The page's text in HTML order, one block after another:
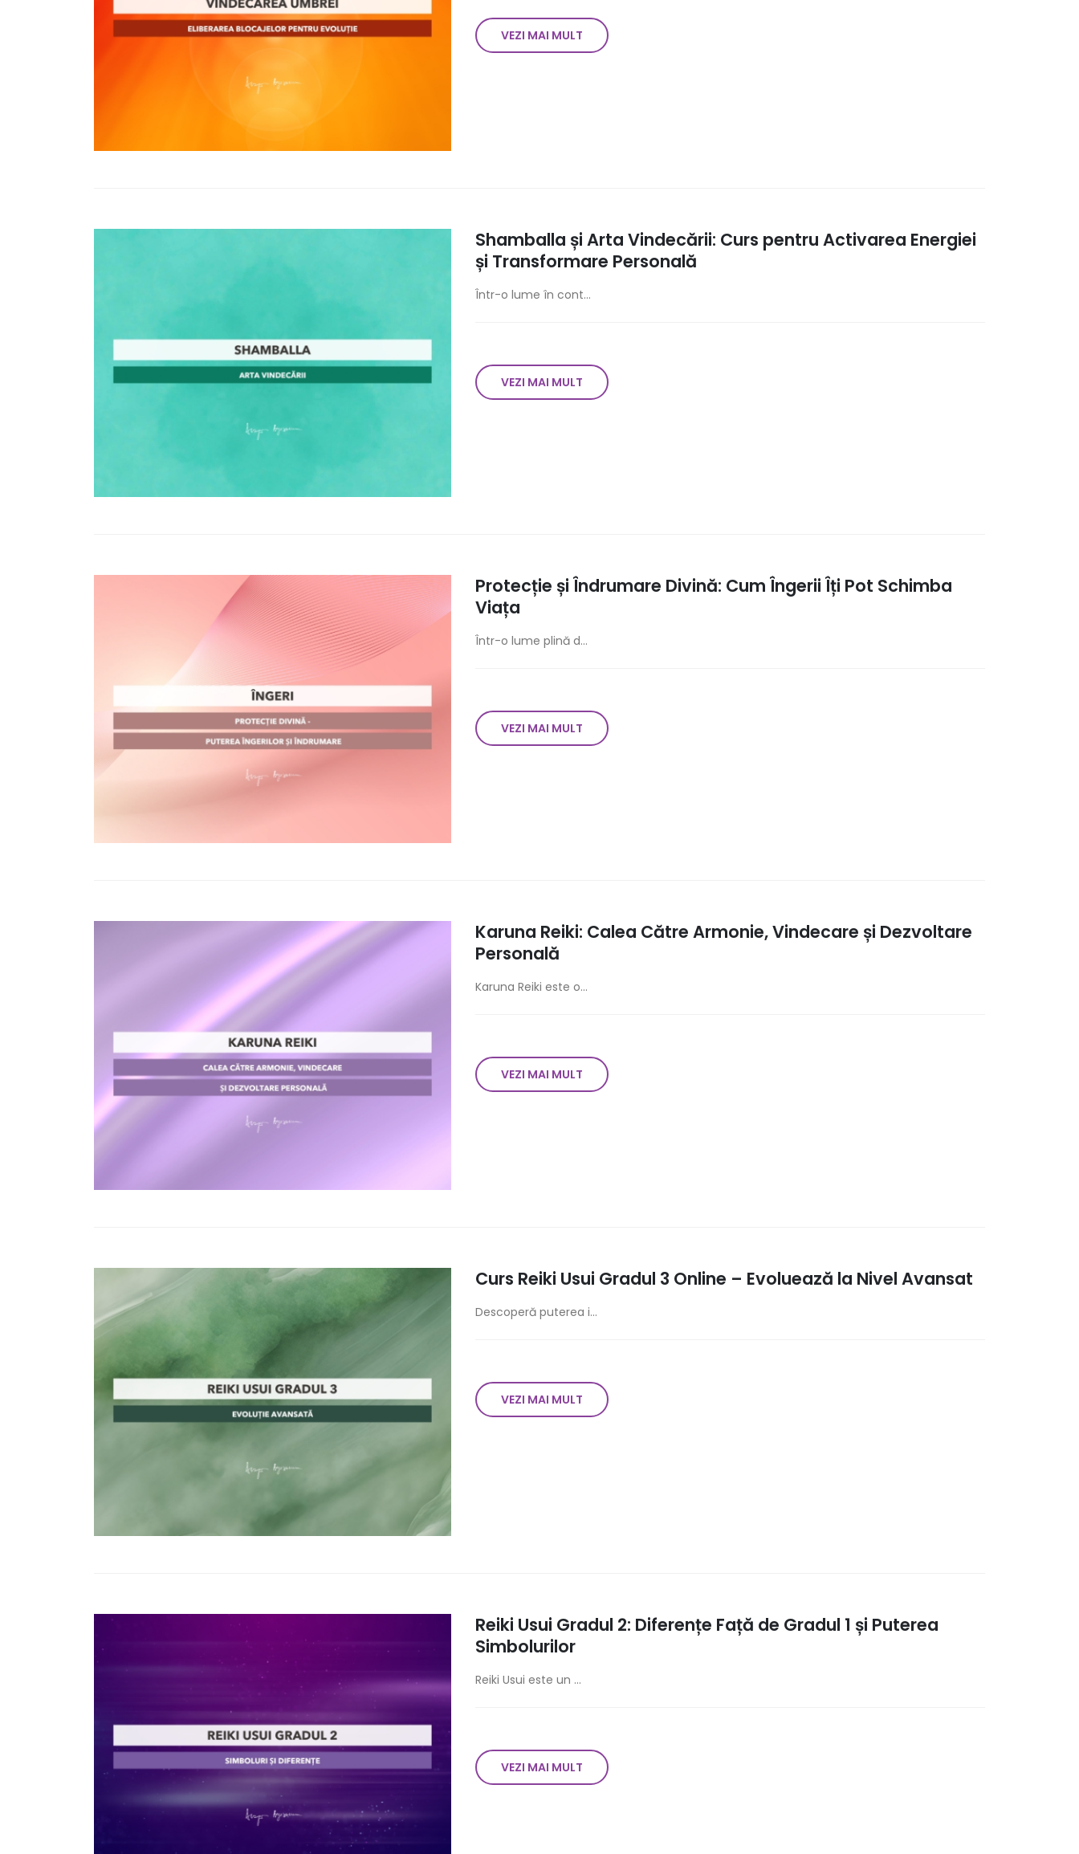
VEZI MAI MULT
Shamballa și Arta Vindecării: Curs pentru Activarea Energiei
și Transformare Personală
Într-o lume în cont...
VEZI MAI MULT
Protecție și Îndrumare Divină: Cum Îngerii Îți Pot Schimba
Viața
Într-o lume plină d...
VEZI MAI MULT
Karuna Reiki: Calea Către Armonie, Vindecare și Dezvoltare
Personală
Karuna Reiki este o...
VEZI MAI MULT
Curs Reiki Usui Gradul 3 Online – Evoluează la Nivel Avansat
Descoperă puterea i...
VEZI MAI MULT
Reiki Usui Gradul 2: Diferențe Față de Gradul 1 și Puterea
Simbolurilor
Reiki Usui este un ...
VEZI MAI MULT